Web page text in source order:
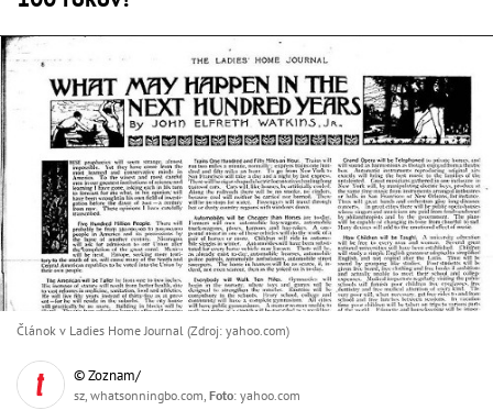
Článok v Ladies Home Journal (Zdroj: yahoo.com)
© Zoznam/
sz, whatsonningbo.com, Foto: yahoo.com